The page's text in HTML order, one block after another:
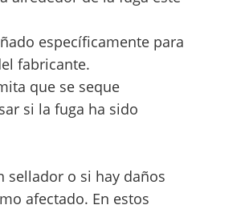
específicamente para
fabricante.
que se seque
si la fuga ha sido
sellador o si hay daños
afectado. En estos